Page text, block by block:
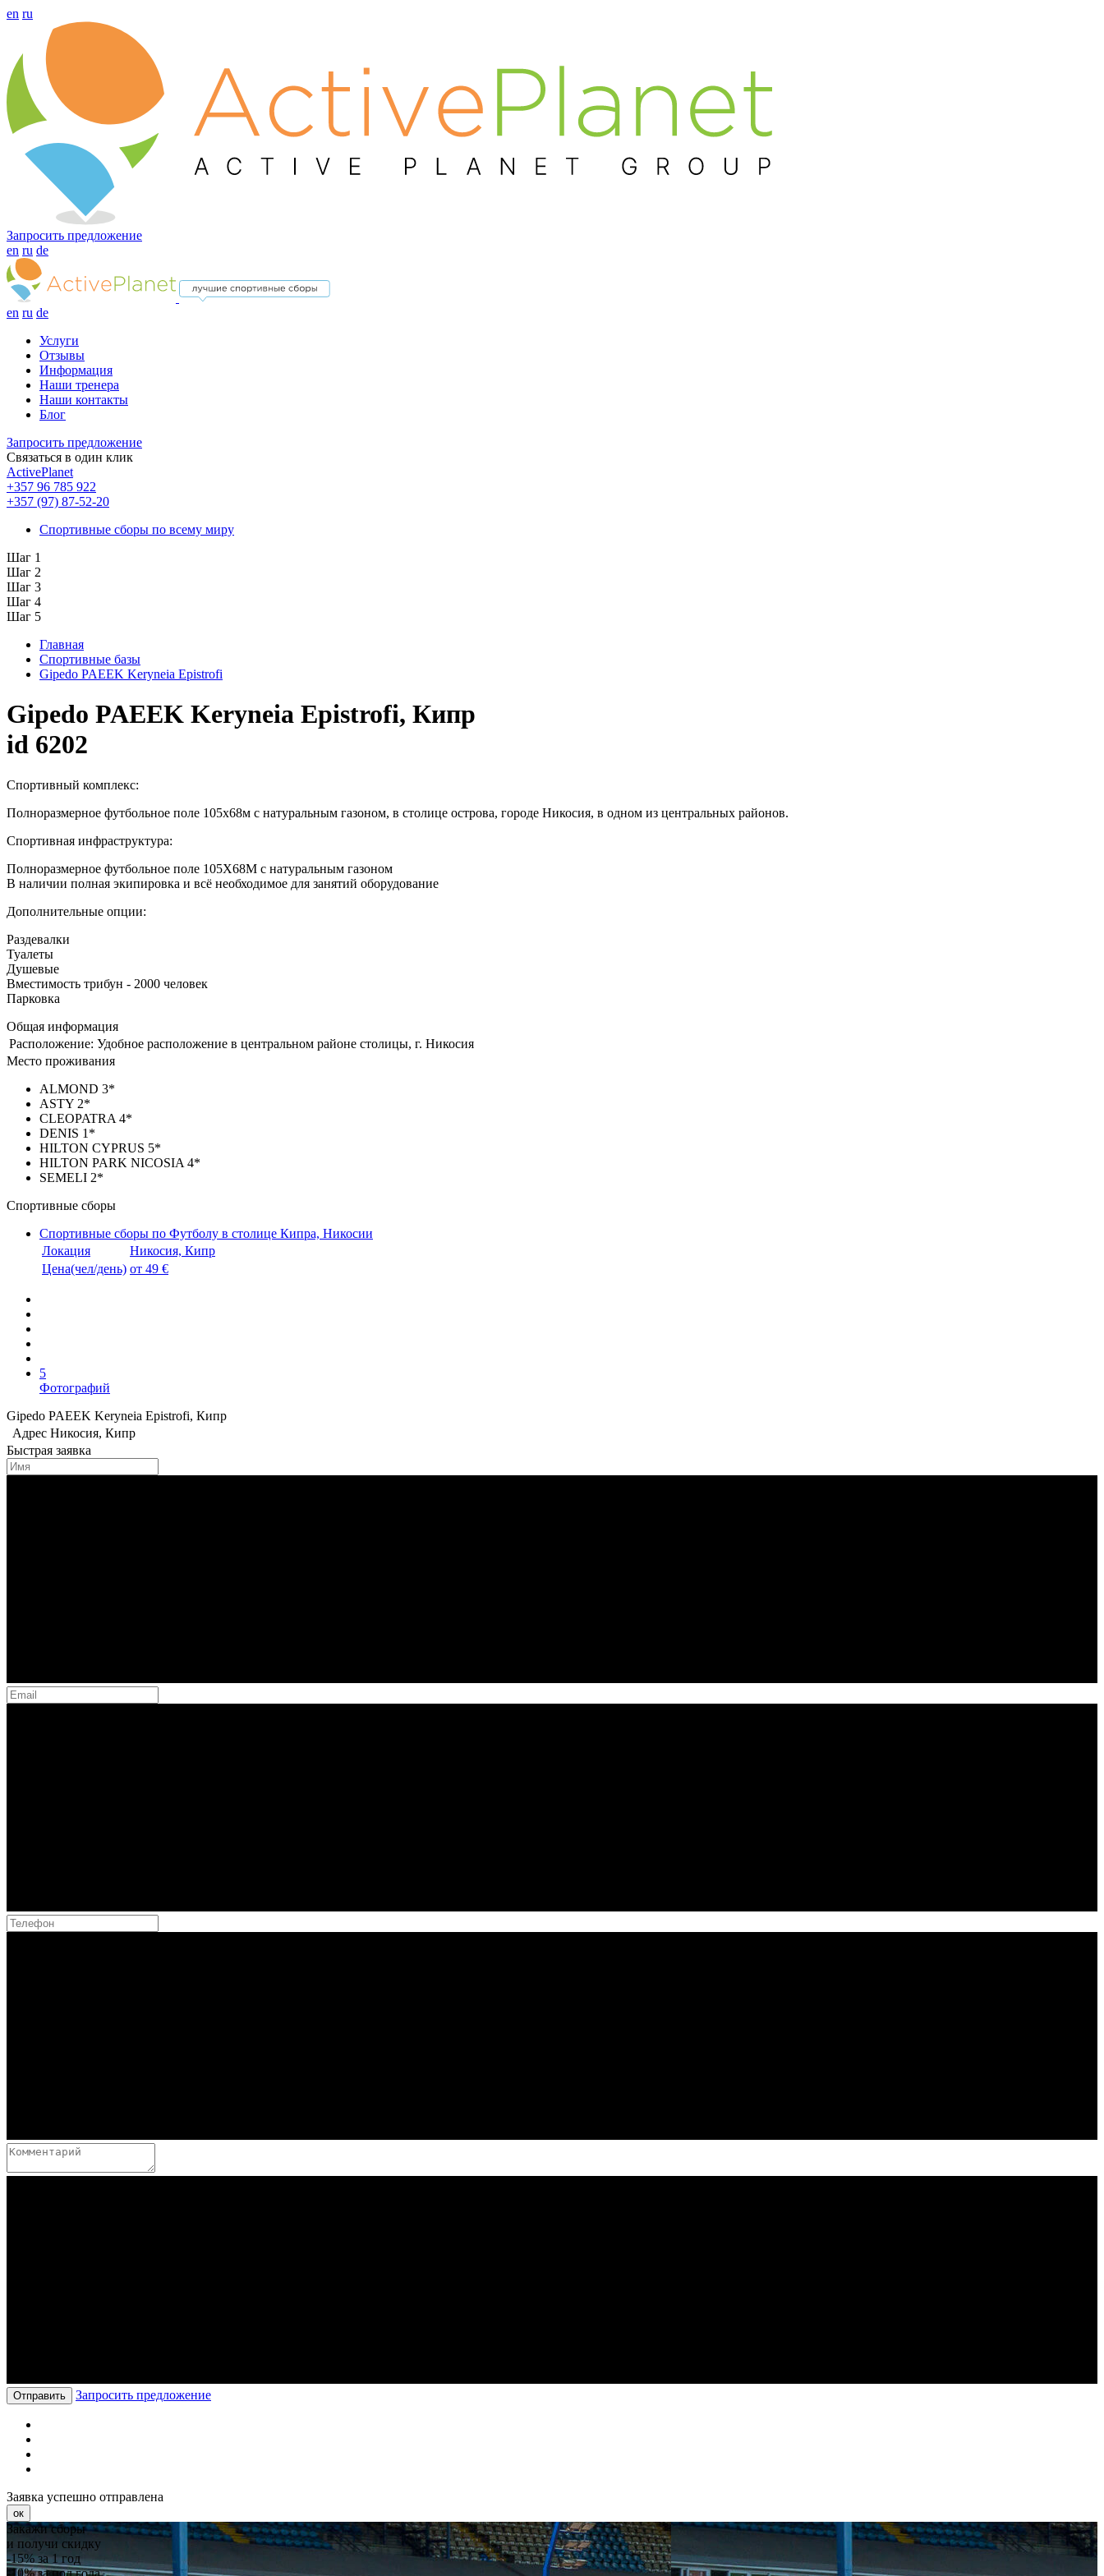
en ru
Запросить предложение
en ru de
en ru de
Услуги
Отзывы
Информация
Наши тренера
Наши контакты
Блог
Запросить предложение
Связаться в один клик
ActivePlanet
+357 96 785 922
+357 (97) 87-52-20
Спортивные сборы по всему миру
Шаг 1
Шаг 2
Шаг 3
Шаг 4
Шаг 5
Главная
Спортивные базы
Gipedo PAEEK Keryneia Epistrofi
Gipedo PAEEK Keryneia Epistrofi, Кипр
id 6202
Спортивный комплекс:
Полноразмерное футбольное поле 105х68м с натуральным газоном, в столице острова, городе Никосия, в одном из центральных районов.
Спортивная инфраструктура:
Полноразмерное футбольное поле 105Х68М с натуральным газоном
В наличии полная экипировка и всё необходимое для занятий оборудование
Дополнительные опции:
Раздевалки
Туалеты
Душевые
Вместимость трибун - 2000 человек
Парковка
Общая информация
Расположение: Удобное расположение в центральном районе столицы, г. Никосия
Место проживания
ALMOND 3*
ASTY 2*
CLEOPATRA 4*
DENIS 1*
HILTON CYPRUS 5*
HILTON PARK NICOSIA 4*
SEMELI 2*
Спортивные сборы
Спортивные сборы по Футболу в столице Кипра, Никосии
Локация
Никосия, Кипр
Цена(чел/день) от 49 €
5
Фотографий
Gipedo PAEEK Keryneia Epistrofi, Кипр
Адрес Никосия, Кипр
Быстрая заявка
Отправить Запросить предложение
Заявка успешно отправлена
ок
Закажи сборы
и получи скидку
-15%за 1 год